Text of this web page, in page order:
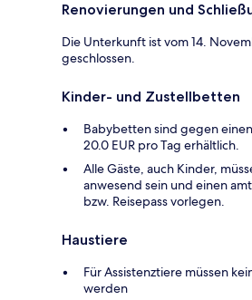
Renovierungen und
Die Unterkunft ist vom 14.
geschlossen.
Kinder- und Zustellbetten
Babybetten sind gegen
20.0 EUR pro Tag erhältlich.
Alle Gäste, auch Kinder,
anwesend sein und einen
bzw. Reisepass vorlegen.
Haustiere
Für Assistenztiere müssen
werden